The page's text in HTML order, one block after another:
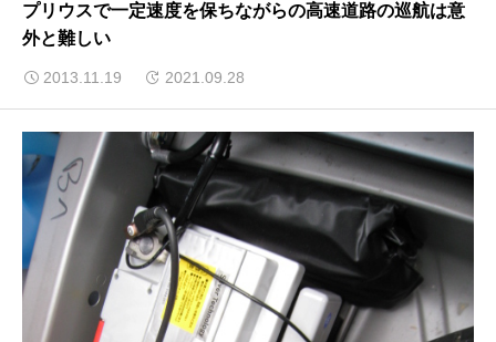
プリウスで一定速度を保ちながらの高速道路の巡航は意
外と難しい
2013.11.19 2021.09.28